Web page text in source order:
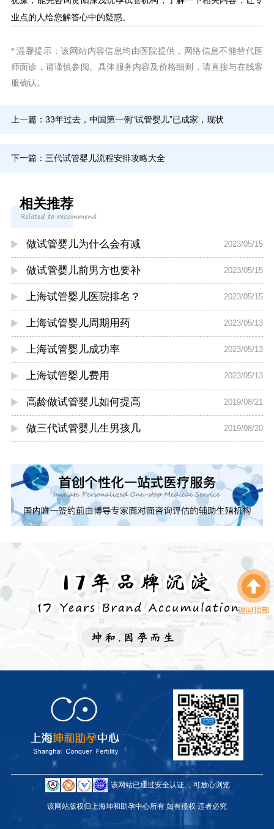
业点的人给您解答心中的疑惑。
* 温馨提示：该网站内容信息均由医院提供，网络信息不能替代医
师面诊，请谨慎参阅。具体服务内容及价格细则，请直接与在线客
服确认。
上一篇： 33年过去，中国第一例“试管婴儿”已成家，现状
下一篇： 三代试管婴儿流程安排攻略大全
相关推荐
做试管婴儿为什么会有减 2023/05/15
做试管婴儿前男方也要补 2023/05/15
上海试管婴儿医院排名？ 2023/05/15
上海试管婴儿周期用药 2023/05/13
上海试管婴儿成功率 2023/05/13
上海试管婴儿费用 2023/05/13
高龄做试管婴儿如何提高 2019/08/21
做三代试管婴儿生男孩几 2019/08/20
该网站已通过安全认证,，可放心浏览
该网站版权归上海坤和助孕中心所有 如有侵权 违者必究